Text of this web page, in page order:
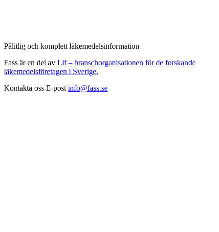
Pålitlig och komplett läkemedelsinformation
Fass är en del av Lif – branschorganisationen för de forskande
läkemedelsföretagen i Sverige.
Kontakta oss E-post info@fass.se